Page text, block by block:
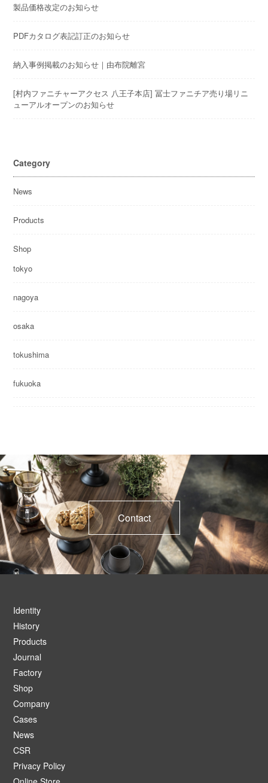
製品価格改定のお知らせ
PDFカタログ表記訂正のお知らせ
納入事例掲載のお知らせ｜由布院離宮
[村内ファニチャーアクセス 八王子本店] 冨士ファニチア売り場リニ
ューアルオープンのお知らせ
Category
News
Products
Shop
tokyo
nagoya
osaka
tokushima
fukuoka
Contact
Identity
History
Products
Journal
Factory
Shop
Company
Cases
News
CSR
Privacy Policy